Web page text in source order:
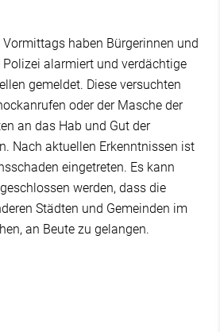
haben Bürgerinnen und
alarmiert und verdächtige
gemeldet. Diese versuchten
oder der Masche der
an das Hab und Gut der
Nach aktuellen Erkenntnissen ist
eingetreten. Es kann
werden, dass die
Städten und Gemeinden im
an Beute zu gelangen.